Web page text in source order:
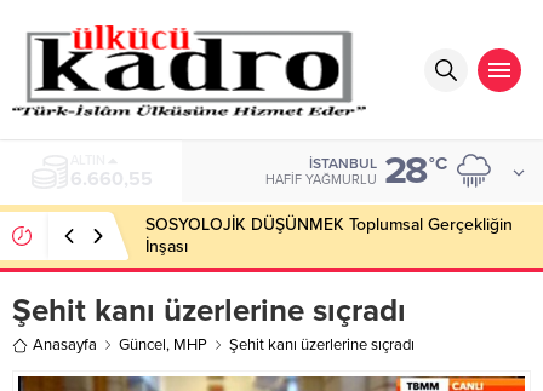
13.779,39
İSTANBUL
HAFIF YAĞMURLU 28°C
SOSYOLOJİK DÜŞÜNMEK Toplumsal Gerçekliğin
İnşası
Şehit kanı üzerlerine sıçradı
Anasayfa Güncel, MHP Şehit kanı üzerlerine sıçradı